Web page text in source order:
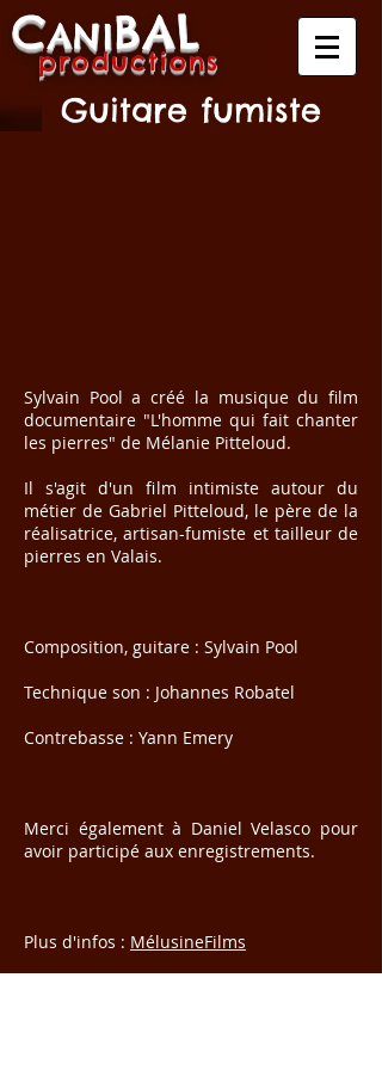
CANIBAL
productions
Guitare fumiste
Sylvain Pool a créé la musique du film
documentaire "L'homme qui fait chanter
les pierres" de Mélanie Pitteloud.
Il s'agit d'un film intimiste autour du
métier de Gabriel Pitteloud, le père de la
réalisatrice, artisan-fumiste et tailleur de
pierres en Valais.
Composition, guitare : Sylvain Pool
Technique son : Johannes Robatel
Contrebasse : Yann Emery
Merci également à Daniel Velasco pour
avoir participé aux enregistrements.
Plus d'infos : MélusineFilms